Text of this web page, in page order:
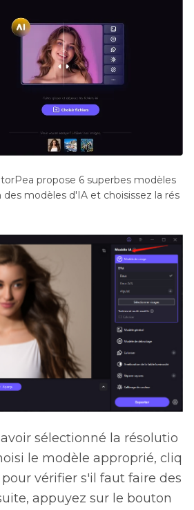
propose 6 superbes modèles
modèles d'IA et choisissez la rés
sélectionné la résolutio
le modèle approprié, cliq
vérifier s'il faut faire des
appuyez sur le bouton